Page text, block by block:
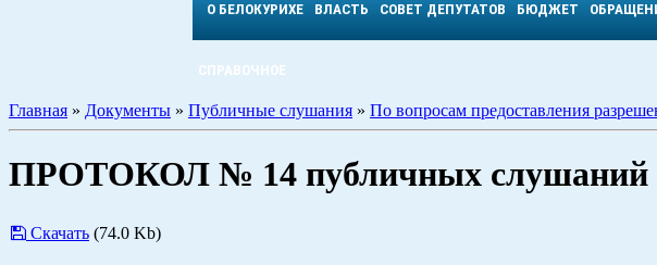
О БЕЛОКУРИХЕ ВЛАСТЬ СОВЕТ ДЕПУТАТОВ БЮДЖЕТ
СПРАВОЧНОЕ
Главная » Документы » Публичные слушания » По вопросам предоставления
ПРОТОКОЛ № 14 публичных слушаний
Скачать (74.0 Kb)